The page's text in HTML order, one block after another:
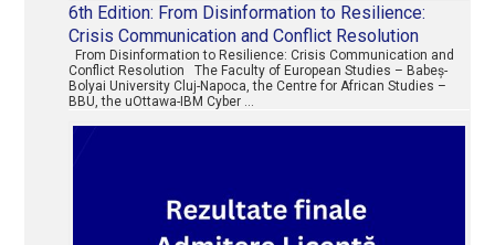
6th Edition: From Disinformation to Resilience:
Crisis Communication and Conflict Resolution
From Disinformation to Resilience: Crisis Communication and
Conflict Resolution The Faculty of European Studies – Babeș-
Bolyai University Cluj-Napoca, the Centre for African Studies –
BBU, the uOttawa-IBM Cyber …